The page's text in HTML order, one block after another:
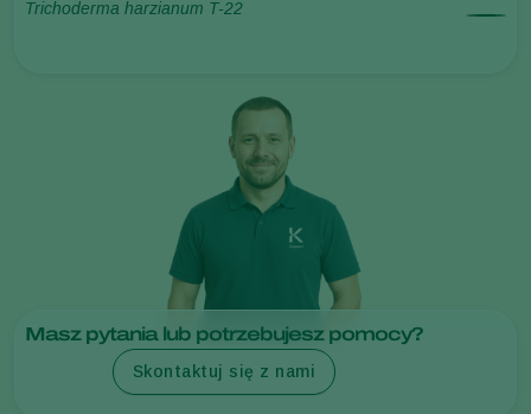
Trichoderma harzianum T-22
Masz pytania lub potrzebujesz pomocy?
Skontaktuj się z nami